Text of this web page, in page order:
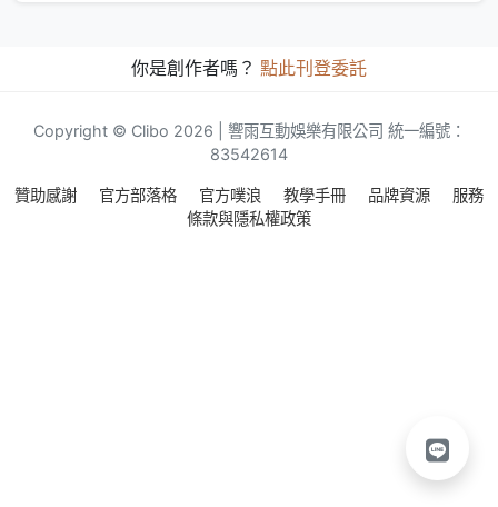
你是創作者嗎？ 點此刊登委託
Copyright © Clibo 2026 | 響雨互動娛樂有限公司 統一編號：
83542614
贊助感謝 官方部落格 官方噗浪 教學手冊 品牌資源
服務
條款與隱私權政策